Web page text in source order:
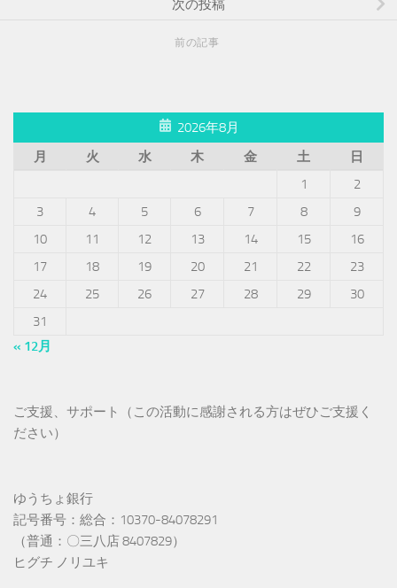
次の投稿
前の記事
2026年8月
月
火 水 木 金 土
日
1
2
3
4 5 6 7 8
9
10
11 12 13 14 15
16
17
18 19 20 21 22
23
24
25 26 27 28 29
30
31
« 12月
ご支援、サポート（この活動に感謝される方はぜひご支援く
ださい）
ゆうちょ銀行
記号番号：総合：10370-84078291
（普通：〇三八店 8407829）
ヒグチ ノリユキ